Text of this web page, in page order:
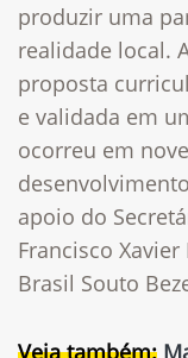
produzir uma
realidade local.
proposta
e validada em
ocorreu em
apoio do
Francisco
Brasil Souto
Veja também: